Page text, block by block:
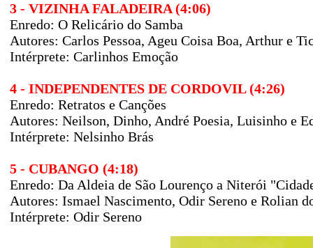
3 - VIZINHA FALADEIRA (4:06)
Enredo: O Relicário do Samba
Autores: Carlos Pessoa, Ageu Coisa Boa, Arthur e
Intérprete: Carlinhos Emoção
4 - INDEPENDENTES DE CORDOVIL (4:26)
Enredo: Retratos e Canções
Autores: Neilson, Dinho, André Poesia, Luisinho e
Intérprete: Nelsinho Brás
5 - CUBANGO (4:18)
Enredo: Da Aldeia de São Lourenço a Niterói
Autores: Ismael Nascimento, Odir Sereno e Rolian
Intérprete: Odir Sereno